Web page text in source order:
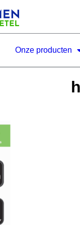
Onze producten